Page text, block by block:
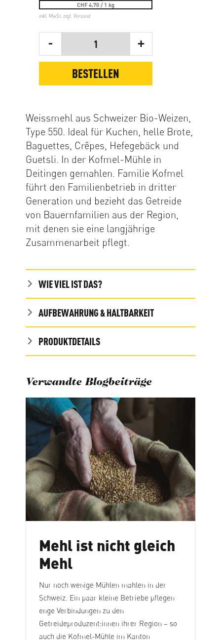
CHF 4.70 / 1 kg
inkl. MwSt. zzgl. Versand
- 1 +
BESTELLEN
Weissmehl aus Schweizer Bio-Weizen,
Type 550. Ideal für Kuchen, helle Brote,
Baguettes, Crêpes, Hefegebäck und
Guetsli. In der Kofmel-Mühle in
Deitingen gemahlen. Familie Kofmel
führt den Familienbetrieb in dritter
Generation und bezieht das Getreide
von Bauernfamilien aus der Region,
mit denen sie eine langjährige
Zusammenarbeit pflegt.
WIE VIEL IST DAS?
AUFBEWAHRUNG & HALTBARKEIT
PRODUKTDETAILS
Verwandte Blogbeiträge
Mehl ist nicht gleich
Mehl
Nur noch wenige Mühlen mahlen in der
Schweiz. Ein paar kleine Betriebe pflegen
enge Verbindungen zu den
Getreideproduzent:innen ihrer Region – so
auch die Kofmel-Mühle im Kanton